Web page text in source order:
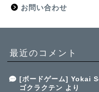
お問い合わせ
最近のコメント
[ボードゲーム] Yokai
ゴクラクテン より